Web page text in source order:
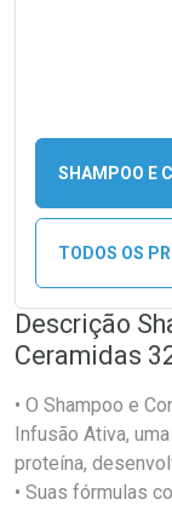
SHAMPOO E
TODOS OS
Descrição
Ceramidas
• O Shampoo e
Infusão Ativa,
proteína,
• Suas fórmulas